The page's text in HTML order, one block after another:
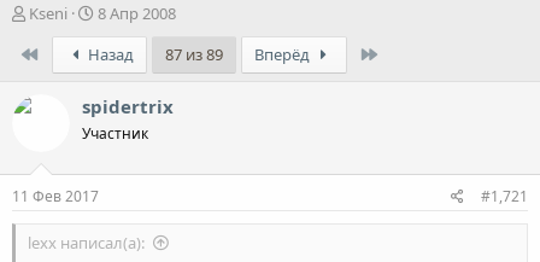
А
т
р
т
ы
Kseni
Д
а
т
а
н
а
ч
л
8 Апр 2008
Назад 87 из 89 Вперёд
spidertrix
Участник
11 Фев 2017 #1,721
lexx написал(а):